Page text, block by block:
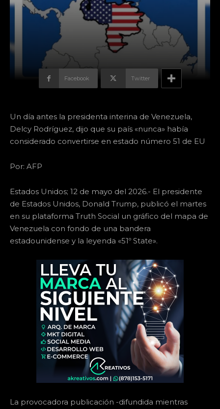
Facebook Twitter
Un día antes la presidenta interina de Venezuela,
Delcy Rodríguez, dijo que su país «nunca» había
considerado convertirse en estado número 51 de EU
Por: AFP
Estados Unidos; 12 de mayo del 2026.- El presidente
de Estados Unidos, Donald Trump, publicó el martes
en su plataforma Truth Social un gráfico del mapa de
Venezuela con fondo de una bandera
estadounidense y la leyenda «51º State».
La provocadora publicación -difundida mientras